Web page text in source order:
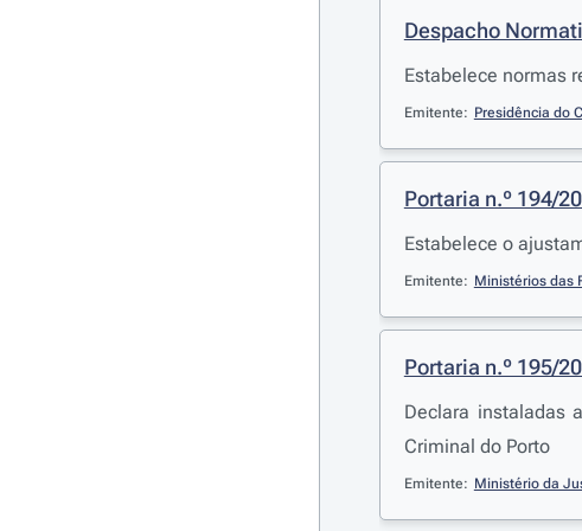
Despacho
Estabelece normas
Emitente: Presidência do
Portaria n.º 194/
Estabelece o
Emitente: Ministérios das
Portaria n.º 195/
Declara instaladas
Criminal do Porto
Emitente: Ministério da